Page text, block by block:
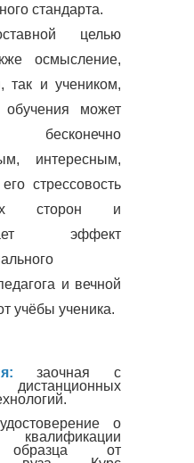
стандарта.
целью
осмысление,
так и учеником,
обучения может
интересным,
стрессовость
сторон и
эффект
и вечной
учёбы ученика.
заочная с
удостоверение о
образца от